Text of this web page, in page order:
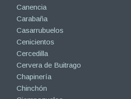
Canencia
Carabaña
Casarrubuelos
Cenicientos
Cercedilla
Cervera de Buitrago
Chapinería
Chinchón